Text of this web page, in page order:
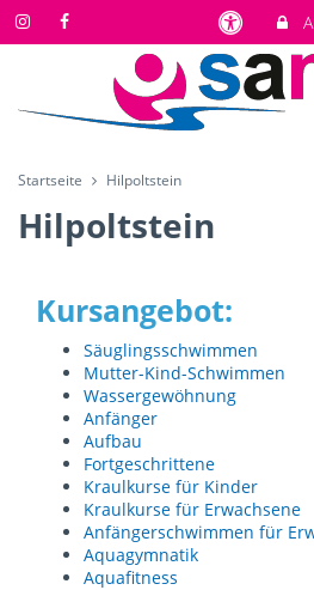
Startseite Hilpoltstein
Hilpoltstein
Kursangebot:
Säuglingsschwimmen
Mutter-Kind-Schwimmen
Wassergewöhnung
Anfänger
Aufbau
Fortgeschrittene
Kraulkurse für Kinder
Kraulkurse für Erwachsene
Anfängerschwimmen für
Aquagymnatik
Aquafitness